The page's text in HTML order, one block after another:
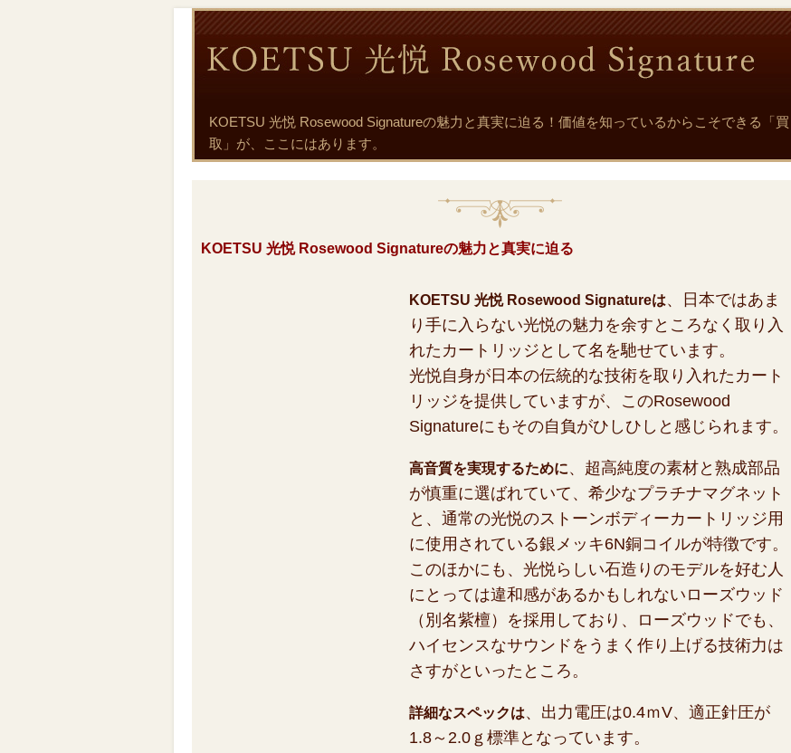
KOETSU 光悦 Rosewood Signatureの魅力と真実に迫る！価値を知っているからこそできる「買
取」が、ここにはあります。
KOETSU 光悦 Rosewood Signatureの魅力と真実に迫る
KOETSU 光悦 Rosewood Signatureは、日本ではあま
り手に入らない光悦の魅力を余すところなく取り入
れたカートリッジとして名を馳せています。
光悦自身が日本の伝統的な技術を取り入れたカート
リッジを提供していますが、このRosewood
Signatureにもその自負がひしひしと感じられます。
高音質を実現するために、超高純度の素材と熟成部品
が慎重に選ばれていて、希少なプラチナマグネット
と、通常の光悦のストーンボディーカートリッジ用
に使用されている銀メッキ6N銅コイルが特徴です。
このほかにも、光悦らしい石造りのモデルを好む人
にとっては違和感があるかもしれないローズウッド
（別名紫檀）を採用しており、ローズウッドでも、
ハイセンスなサウンドをうまく作り上げる技術力は
さすがといったところ。
詳細なスペックは、出力電圧は0.4ｍV、適正針圧が
1.8～2.0ｇ標準となっています。